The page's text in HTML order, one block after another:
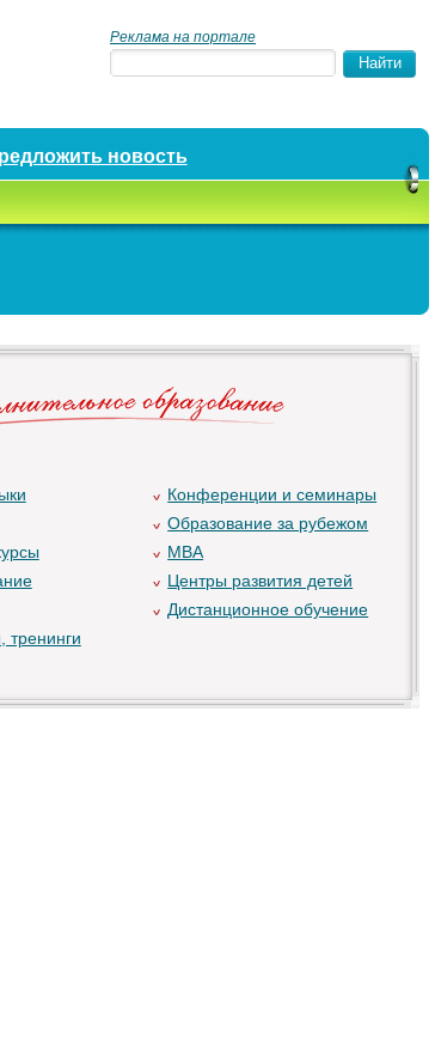
Реклама на портале
новость
тренинги
Конференции и семинары
Образование за рубежом
MBA
Центры развития детей
Дистанционное обучение